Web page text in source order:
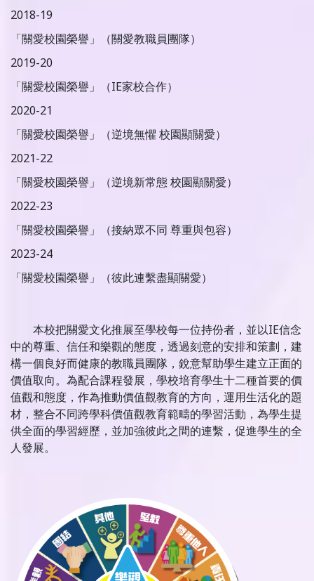
2018-19
「關愛校園榮譽」（關愛教職員團隊）
2019-20
「關愛校園榮譽」（IE家校合作）
2020-21
「關愛校園榮譽」（逆境無懼 校園顯關愛）
2021-22
「關愛校園榮譽」（逆境新常態 校園顯關愛）
2022-23
「關愛校園榮譽」（接納眾不同 尊重與包容）
2023-24
「關愛校園榮譽」（彼此連繫盡顯關愛）
本校把關愛文化推展至學校每一位持份者，並以IE信念
中的尊重、信任和樂觀的態度，透過刻意的安排和策劃，建
構一個良好而健康的教職員團隊，銳意幫助學生建立正面的
價值取向。為配合課程發展，學校培育學生十二種首要的價
值觀和態度，作為推動價值觀教育的方向，運用生活化的題
材，整合不同跨學科價值觀教育範疇的學習活動，為學生提
供全面的學習經歷，並加強彼此之間的連繫，促進學生的全
人發展。